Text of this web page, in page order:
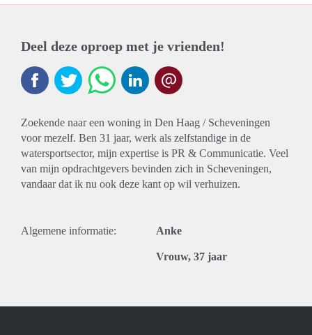
Deel deze oproep met je vrienden!
Zoekende naar een woning in Den Haag / Scheveningen
voor mezelf. Ben 31 jaar, werk als zelfstandige in de
watersportsector, mijn expertise is PR & Communicatie. Veel
van mijn opdrachtgevers bevinden zich in Scheveningen,
vandaar dat ik nu ook deze kant op wil verhuizen.
Algemene informatie: Anke
Vrouw, 37 jaar